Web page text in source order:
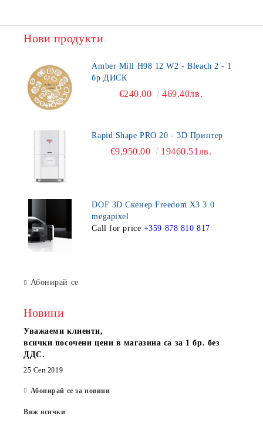
Нови продукти
Amber Mill H98 12 W2 - Bleach 2 - 1
бр ДИСК
€240.00 469.40лв.
Rapid Shape PRO 20 - 3D Принтер
€9,950.00 19460.51лв.
DOF 3D Скенер Freedom X3 3.0
megapixel
Call for price +359 878 810 817
Абонирай се
Новини
Уважаеми клиенти,
всички посочени цени в магазина са за 1 бр. без
ДДС.
25 Сеп 2019
Абонирай се за новини
Виж всички